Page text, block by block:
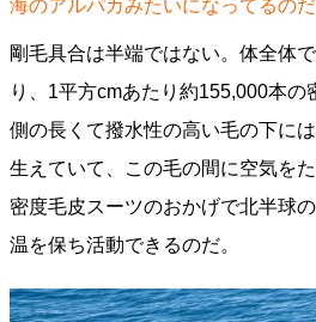
海のアルパカみたいになってるのだ
剛毛具合は半端ではない。体全体
り、1平方cmあたり約155,000本
側の長くて撥水性の高い毛の下に
生えていて、この毛の間に空気を
密度毛皮スーツのおかげで北半球
温を保ち活動できるのだ。